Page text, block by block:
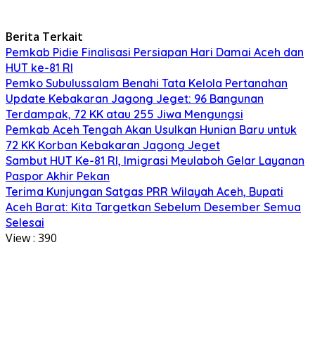
Berita Terkait
Pemkab Pidie Finalisasi Persiapan Hari Damai Aceh dan
HUT ke-81 RI
Pemko Subulussalam Benahi Tata Kelola Pertanahan
Update Kebakaran Jagong Jeget: 96 Bangunan
Terdampak, 72 KK atau 255 Jiwa Mengungsi
Pemkab Aceh Tengah Akan Usulkan Hunian Baru untuk
72 KK Korban Kebakaran Jagong Jeget
Sambut HUT Ke-81 RI, Imigrasi Meulaboh Gelar Layanan
Paspor Akhir Pekan
Terima Kunjungan Satgas PRR Wilayah Aceh, Bupati
Aceh Barat: Kita Targetkan Sebelum Desember Semua
Selesai
View : 390